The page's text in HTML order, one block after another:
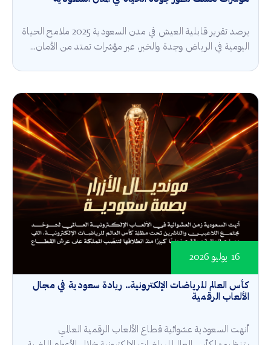
يرصد تقرير قابلية العيش في مدن السعودية 2025 ملامح الحياة
اليومية في الرياض وجدة والخبر، عبر مؤشرات تمتد من الأمان...
كأس العالم للرياضات الإلكترونية.. ريادة سعودية في مجال
الألعاب الرقمية
16 يوليو 2026
أنهت السعودية عشوائية قطاع الألعاب الرقمية العالمي